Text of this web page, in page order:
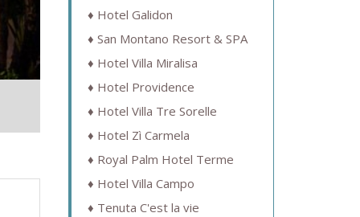
Hotel Galidon
San Montano Resort & SPA
Hotel Villa Miralisa
Hotel Providence
Hotel Villa Tre Sorelle
Hotel Zì Carmela
Royal Palm Hotel Terme
Hotel Villa Campo
Tenuta C'est la vie